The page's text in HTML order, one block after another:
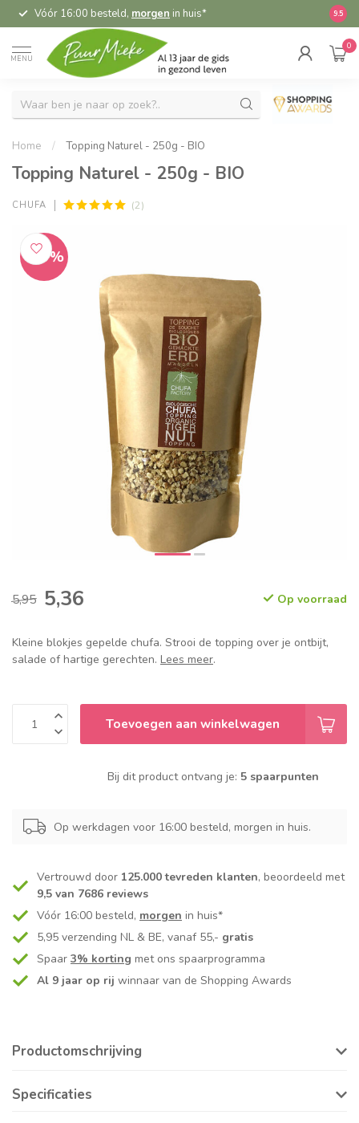
Vóór 16:00 besteld, morgen in huis* 9.5
MENU
0
Home / Topping Naturel - 250g - BIO
Topping Naturel - 250g - BIO
CHUFA (2)
-10%
5,95 5,36 Op voorraad
Kleine blokjes gepelde chufa. Strooi de topping over je ontbijt,
salade of hartige gerechten. Lees meer.
Toevoegen aan winkelwagen
Bij dit product ontvang je: 5 spaarpunten
Op werkdagen voor 16:00 besteld, morgen in huis.
Vertrouwd door 125.000 tevreden klanten, beoordeeld met
9,5 van 7686 reviews
Vóór 16:00 besteld, morgen in huis*
5,95 verzending NL & BE, vanaf 55,- gratis
Spaar 3% korting met ons spaarprogramma
Al 9 jaar op rij winnaar van de Shopping Awards
Productomschrijving
Specificaties